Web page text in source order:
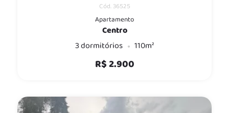
Cód. 36525
Apartamento
Centro
3 dormitórios
110m²
R$ 2.900